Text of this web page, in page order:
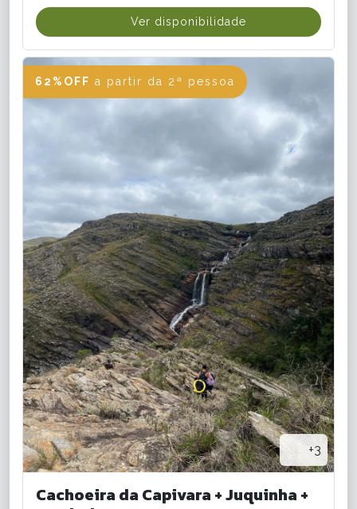
Ver disponibilidade
62%OFF a partir da 2ª pessoa
+3
Cachoeira da Capivara + Juquinha +